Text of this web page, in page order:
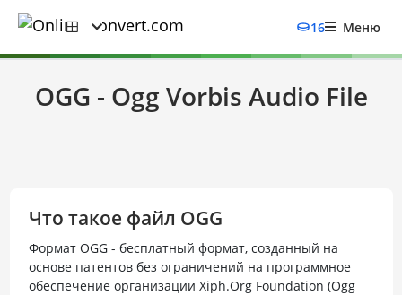
16 Меню
OGG - Ogg Vorbis Audio File
Что такое файл OGG
Формат OGG - бесплатный формат, созданный на
основе патентов без ограничений на программное
обеспечение организации Xiph.Org Foundation (Ogg